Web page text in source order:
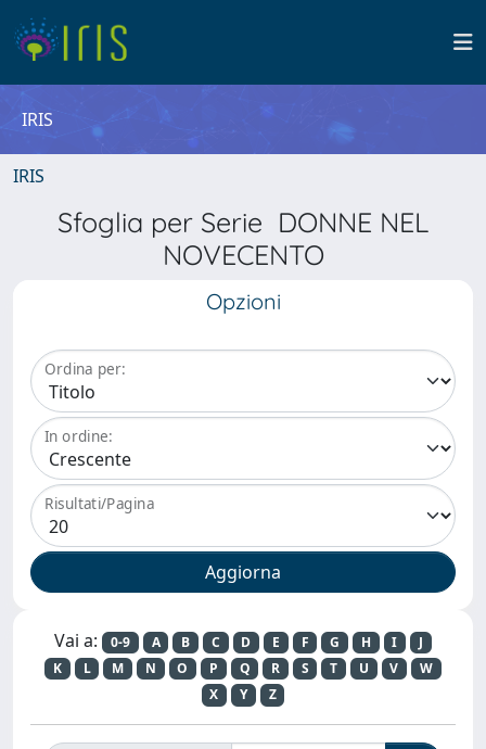
IRIS
IRIS
Sfoglia per Serie DONNE NEL
NOVECENTO
Opzioni
Ordina per:
In ordine:
Risultati/Pagina
Vai a: 0-9 A B C D E F G H I
J
K
L M N O P Q R S T U V
W
X
Y Z